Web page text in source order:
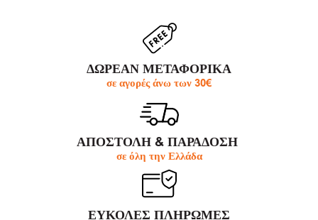
ΔΩΡΕΑΝ ΜΕΤΑΦΟΡΙΚΑ
σε αγορές άνω των 30€
ΑΠΟΣΤΟΛΗ & ΠΑΡΆΔΟΣΗ
σε όλη την Ελλάδα
ΕΥΚΟΛΕΣ ΠΛΗΡΩΜΕΣ